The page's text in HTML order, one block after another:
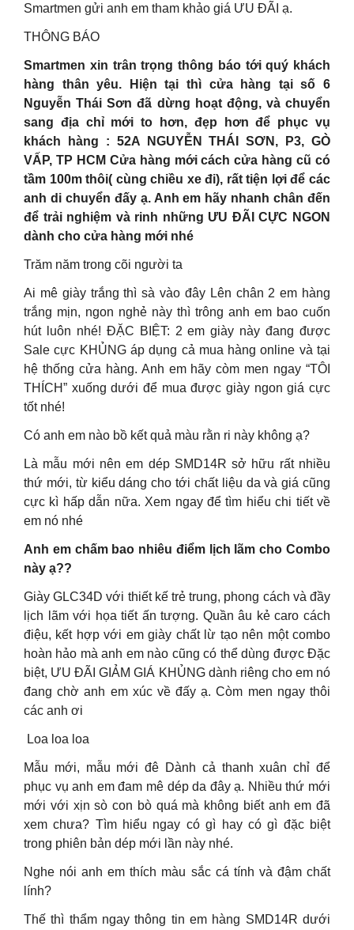
Smartmen gửi anh em tham khảo giá ƯU ĐÃI ạ.
THÔNG BÁO
Smartmen xin trân trọng thông báo tới quý khách
hàng thân yêu. Hiện tại thì cửa hàng tại số 6
Nguyễn Thái Sơn đã dừng hoạt động, và chuyển
sang địa chỉ mới to hơn, đẹp hơn để phục vụ
khách hàng : 52A NGUYỄN THÁI SƠN, P3, GÒ
VẤP, TP HCM Cửa hàng mới cách cửa hàng cũ có
tầm 100m thôi( cùng chiều xe đi), rất tiện lợi để các
anh di chuyển đấy ạ. Anh em hãy nhanh chân đến
để trải nghiệm và rinh những ƯU ĐÃI CỰC NGON
dành cho cửa hàng mới nhé
Trăm năm trong cõi người ta
Ai mê giày trắng thì sà vào đây Lên chân 2 em hàng
trắng mịn, ngon nghẻ này thì trông anh em bao cuốn
hút luôn nhé! ĐẶC BIỆT: 2 em giày này đang được
Sale cực KHỦNG áp dụng cả mua hàng online và tại
hệ thống cửa hàng. Anh em hãy còm men ngay “TÔI
THÍCH” xuống dưới để mua được giày ngon giá cực
tốt nhé!
Có anh em nào bồ kết quả màu rằn ri này không ạ?
Là mẫu mới nên em dép SMD14R sở hữu rất nhiều
thứ mới, từ kiểu dáng cho tới chất liệu da và giá cũng
cực kì hấp dẫn nữa. Xem ngay để tìm hiểu chi tiết về
em nó nhé
Anh em chấm bao nhiêu điểm lịch lãm cho Combo
này ạ??
Giày GLC34D với thiết kế trẻ trung, phong cách và đầy
lịch lãm với họa tiết ấn tượng. Quần âu kẻ caro cách
điệu, kết hợp với em giày chất lừ tạo nên một combo
hoàn hảo mà anh em nào cũng có thể dùng được Đặc
biệt, ƯU ĐÃI GIẢM GIÁ KHỦNG dành riêng cho em nó
đang chờ anh em xúc về đấy ạ. Còm men ngay thôi
các anh ơi
️ Loa loa loa ️
Mẫu mới, mẫu mới đê Dành cả thanh xuân chỉ để
phục vụ anh em đam mê dép da đây ạ. Nhiều thứ mới
mới với xịn sò con bò quá mà không biết anh em đã
xem chưa? Tìm hiểu ngay có gì hay có gì đặc biệt
trong phiên bản dép mới lần này nhé.
Nghe nói anh em thích màu sắc cá tính và đậm chất
lính?
Thế thì thẩm ngay thông tin em hàng SMD14R dưới